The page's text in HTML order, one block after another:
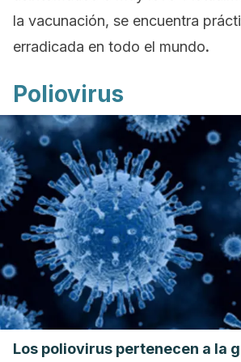
la vacunación, se encuentra
erradicada en todo el mundo.
Poliovirus
Los poliovirus pertenecen a la